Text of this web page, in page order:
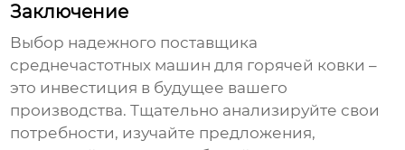
Заключение
Выбор надежного поставщика
среднечастотных машин для горячей ковки –
это инвестиция в будущее вашего
производства. Тщательно анализируйте свои
потребности, изучайте предложения,